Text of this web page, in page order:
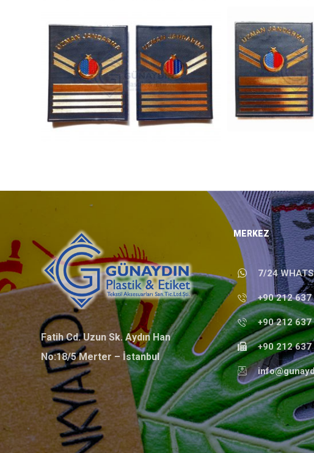
Fatih Cd. Uzun Sk. Aydın Han
No:18/5 Merter – İstanbul
MERKEZ
7/24
+90 212 637
+90 212 637
+90 212 637